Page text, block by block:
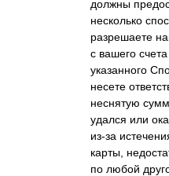
должны
несколько
разрешаете
с вашего
указанного
несете
неснятую
удался или
из-за
карты,
по любой